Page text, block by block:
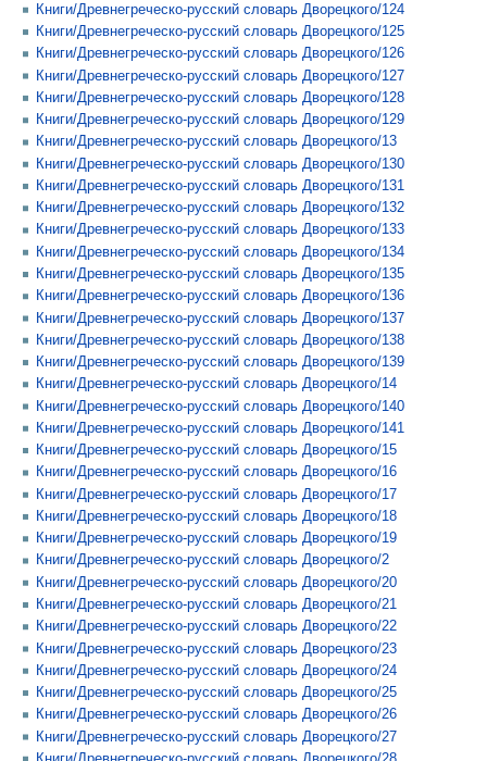
Книги/Древнегреческо-русский словарь Дворецкого/124
Книги/Древнегреческо-русский словарь Дворецкого/125
Книги/Древнегреческо-русский словарь Дворецкого/126
Книги/Древнегреческо-русский словарь Дворецкого/127
Книги/Древнегреческо-русский словарь Дворецкого/128
Книги/Древнегреческо-русский словарь Дворецкого/129
Книги/Древнегреческо-русский словарь Дворецкого/13
Книги/Древнегреческо-русский словарь Дворецкого/130
Книги/Древнегреческо-русский словарь Дворецкого/131
Книги/Древнегреческо-русский словарь Дворецкого/132
Книги/Древнегреческо-русский словарь Дворецкого/133
Книги/Древнегреческо-русский словарь Дворецкого/134
Книги/Древнегреческо-русский словарь Дворецкого/135
Книги/Древнегреческо-русский словарь Дворецкого/136
Книги/Древнегреческо-русский словарь Дворецкого/137
Книги/Древнегреческо-русский словарь Дворецкого/138
Книги/Древнегреческо-русский словарь Дворецкого/139
Книги/Древнегреческо-русский словарь Дворецкого/14
Книги/Древнегреческо-русский словарь Дворецкого/140
Книги/Древнегреческо-русский словарь Дворецкого/141
Книги/Древнегреческо-русский словарь Дворецкого/15
Книги/Древнегреческо-русский словарь Дворецкого/16
Книги/Древнегреческо-русский словарь Дворецкого/17
Книги/Древнегреческо-русский словарь Дворецкого/18
Книги/Древнегреческо-русский словарь Дворецкого/19
Книги/Древнегреческо-русский словарь Дворецкого/2
Книги/Древнегреческо-русский словарь Дворецкого/20
Книги/Древнегреческо-русский словарь Дворецкого/21
Книги/Древнегреческо-русский словарь Дворецкого/22
Книги/Древнегреческо-русский словарь Дворецкого/23
Книги/Древнегреческо-русский словарь Дворецкого/24
Книги/Древнегреческо-русский словарь Дворецкого/25
Книги/Древнегреческо-русский словарь Дворецкого/26
Книги/Древнегреческо-русский словарь Дворецкого/27